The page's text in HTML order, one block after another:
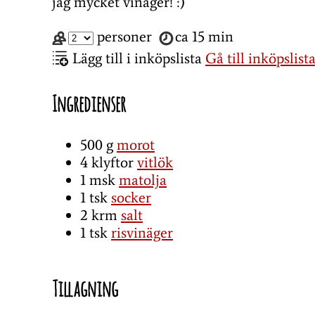
personer
ca 15 min
Lägg till i inköpslista Gå till
Ingredienser
500 g morot
4 klyftor vitlök
1 msk matolja
1 tsk socker
2 krm salt
1 tsk risvinäger
Tillagning